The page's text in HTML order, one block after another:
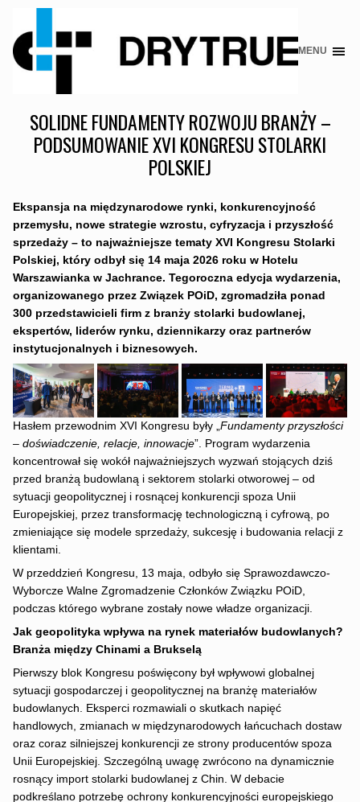
Skip
MENU
SOLIDNE FUNDAMENTY ROZWOJU BRANŻY –
PODSUMOWANIE XVI KONGRESU STOLARKI
POLSKIEJ
Ekspansja na międzynarodowe rynki, konkurencyjność
przemysłu, nowe strategie wzrostu, cyfryzacja i przyszłość
sprzedaży – to najważniejsze tematy XVI Kongresu Stolarki
Polskiej, który odbył się 14 maja 2026 roku w Hotelu
Warszawianka w Jachrance. Tegoroczna edycja wydarzenia,
organizowanego przez Związek POiD, zgromadziła ponad
300 przedstawicieli firm z branży stolarki budowlanej,
ekspertów, liderów rynku, dziennikarzy oraz partnerów
instytucjonalnych i biznesowych.
Hasłem przewodnim XVI Kongresu były „Fundamenty przyszłości
– doświadczenie, relacje, innowacje”. Program wydarzenia
koncentrował się wokół najważniejszych wyzwań stojących dziś
przed branżą budowlaną i sektorem stolarki otworowej – od
sytuacji geopolitycznej i rosnącej konkurencji spoza Unii
Europejskiej, przez transformację technologiczną i cyfrową, po
zmieniające się modele sprzedaży, sukcesję i budowania relacji z
klientami.
W przeddzień Kongresu, 13 maja, odbyło się Sprawozdawczo-
Wyborcze Walne Zgromadzenie Członków Związku POiD,
podczas którego wybrane zostały nowe władze organizacji.
Jak geopolityka wpływa na rynek materiałów budowlanych?
Branża między Chinami a Brukselą
Pierwszy blok Kongresu poświęcony był wpływowi globalnej
sytuacji gospodarczej i geopolitycznej na branżę materiałów
budowlanych. Eksperci rozmawiali o skutkach napięć
handlowych, zmianach w międzynarodowych łańcuchach dostaw
oraz coraz silniejszej konkurencji ze strony producentów spoza
Unii Europejskiej. Szczególną uwagę zwrócono na dynamicznie
rosnący import stolarki budowlanej z Chin. W debacie
podkreślano potrzebę ochrony konkurencyjności europejskiego